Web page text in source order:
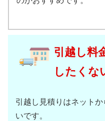
引越し料
したくな
引越し見積りはネット
いです。